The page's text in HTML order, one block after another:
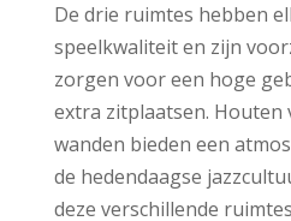
De drie ruimtes hebben
speelkwaliteit en zijn
zorgen voor een hoge
extra zitplaatsen. Houten
wanden bieden een
de hedendaagse
deze verschillende